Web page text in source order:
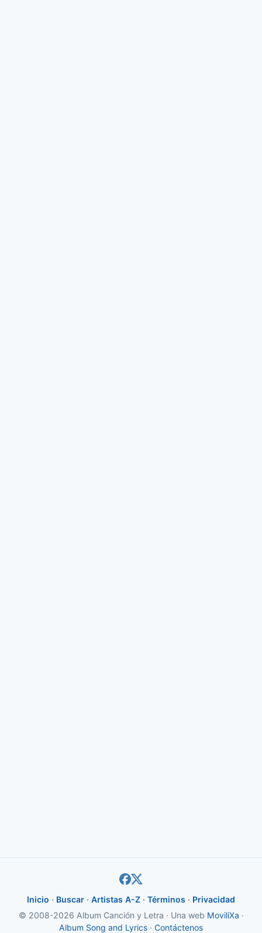
Inicio · Buscar · Artistas A-Z · Términos · Privacidad
© 2008-2026 Album Canción y Letra · Una web MoviliXa ·
Album Song and Lyrics · Contáctenos